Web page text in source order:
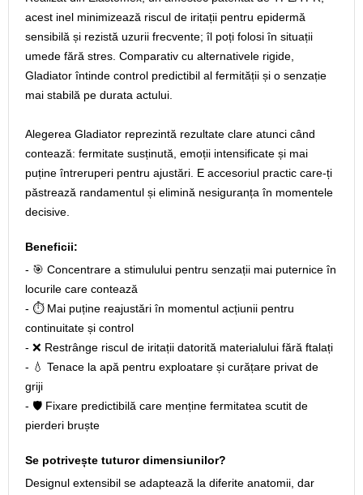
acest inel minimizează riscul de iritații pentru epidermă
sensibilă și rezistă uzurii frecvente; îl poți folosi în situații
umede fără stres. Comparativ cu alternativele rigide,
Gladiator întinde control predictibil al fermității și o senzație
mai stabilă pe durata actului.
Alegerea Gladiator reprezintă rezultate clare atunci când
contează: fermitate susținută, emoții intensificate și mai
puține întreruperi pentru ajustări. E accesoriul practic care-ți
păstrează randamentul și elimină nesiguranța în momentele
decisive.
Beneficii:
- 🎯 Concentrare a stimulului pentru senzații mai puternice în
locurile care contează
- ⏱️ Mai puține reajustări în momentul acțiunii pentru
continuitate și control
- ❌ Restrânge riscul de iritații datorită materialului fără ftalați
- 💧 Tenace la apă pentru exploatare și curățare privat de
griji
- 🛡️ Fixare predictibilă care menține fermitatea scutit de
pierderi bruște
Se potrivește tuturor dimensiunilor?
Designul extensibil se adaptează la diferite anatomii, dar